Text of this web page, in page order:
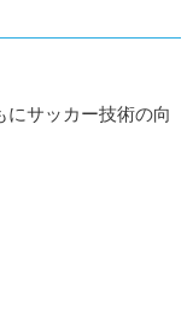
サッカー技術の向